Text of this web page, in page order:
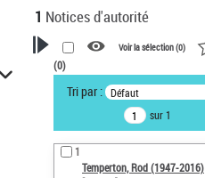
1 Notices d'autorité
VOTRE RECHERCHE
Recherche avancée dans les
notices d’autorité
Œuvres liées à l'auteur :
Temperton, Rod (1947-2016)
Voir la sélection (0)
(0)
Tri par : Défaut
sur 1
1
Temperton, Rod (1947-2016)